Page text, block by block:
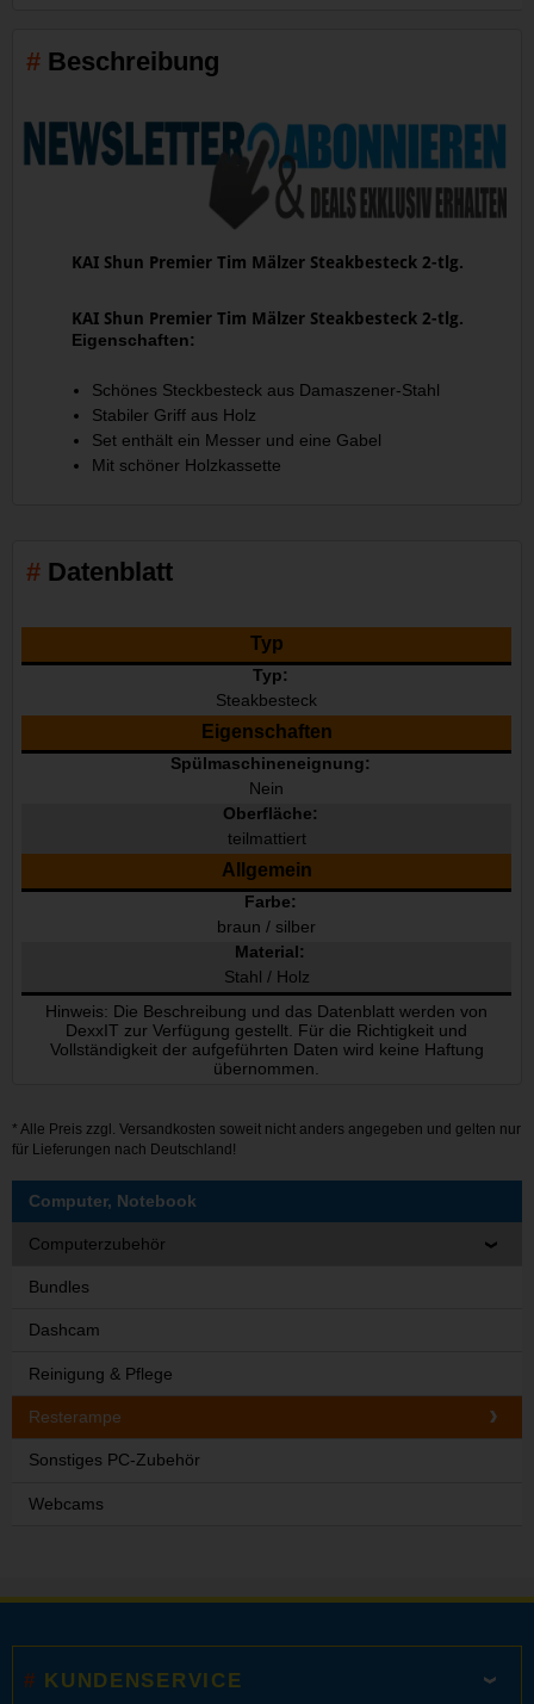
Beschreibung
KAI Shun Premier Tim Mälzer Steakbesteck 2-tlg.
KAI Shun Premier Tim Mälzer Steakbesteck 2-tlg.
Eigenschaften:
Schönes Steckbesteck aus Damaszener-Stahl
Stabiler Griff aus Holz
Set enthält ein Messer und eine Gabel
Mit schöner Holzkassette
Datenblatt
Typ
Typ:
Steakbesteck
Eigenschaften
Spülmaschineneignung:
Nein
Oberfläche:
teilmattiert
Allgemein
Farbe:
braun / silber
Material:
Stahl / Holz
Hinweis: Die Beschreibung und das Datenblatt werden von
DexxIT zur Verfügung gestellt. Für die Richtigkeit und
Vollständigkeit der aufgeführten Daten wird keine Haftung
übernommen.
* Alle Preis zzgl. Versandkosten soweit nicht anders angegeben und gelten nur
für Lieferungen nach Deutschland!
Computer, Notebook
Computerzubehör
Bundles
Dashcam
Reinigung & Pflege
Resterampe
Sonstiges PC-Zubehör
Webcams
KUNDENSERVICE